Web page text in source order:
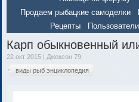
Продаем рыбацкие самоделки
Рецепты
Пользователи
Карп обыкновенный
22 окт 2015 | Джексон 79
виды рыб энциклопедия